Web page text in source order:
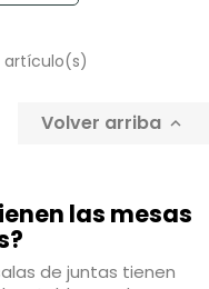
artículo(s)
Volver arriba 
las mesas
de juntas tienen